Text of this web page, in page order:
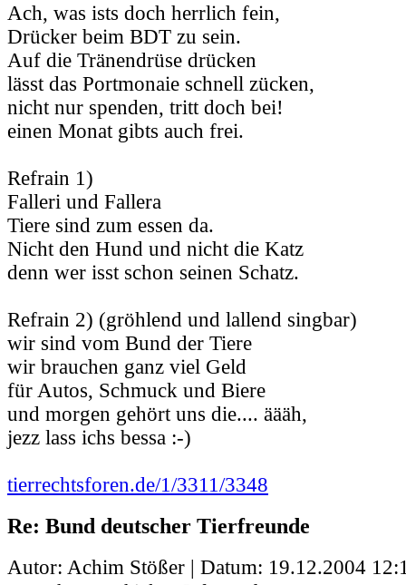
Ach, was ists doch herrlich fein,
Drücker beim BDT zu sein.
Auf die Tränendrüse drücken
lässt das Portmonaie schnell zücken,
nicht nur spenden, tritt doch bei!
einen Monat gibts auch frei.
Refrain 1)
Falleri und Fallera
Tiere sind zum essen da.
Nicht den Hund und nicht die Katz
denn wer isst schon seinen Schatz.
Refrain 2) (gröhlend und lallend singbar)
wir sind vom Bund der Tiere
wir brauchen ganz viel Geld
für Autos, Schmuck und Biere
und morgen gehört uns die.... äääh,
jezz lass ichs bessa :-)
tierrechtsforen.de/1/3311/3348
Re: Bund deutscher Tierfreunde
Autor: Achim Stößer | Datum: 19.12.2004